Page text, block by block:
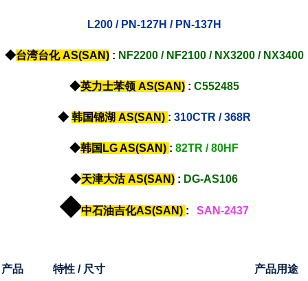
L200 / PN-127H / PN-137H
◆台湾台化 AS(SAN): NF2200 / NF2100 / NX3200 / NX3400
◆英力士苯领 AS(SAN): C552485
◆ 韩国锦湖 AS(SAN) : 310CTR /368R
◆韩国LG AS(SAN) : 82TR /80HF
◆天津大沽 AS(SAN) : DG-AS106
◆中石油吉化AS(SAN) : SAN-2437
产品 特性 / 尺寸 产品用途